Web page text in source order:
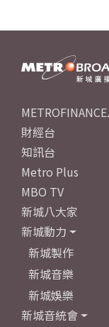
財經台
知訊台
Metro Plus
MBO TV
新城八大家
新城動力
新城製作
新城音樂
新城娛樂
新城音統會